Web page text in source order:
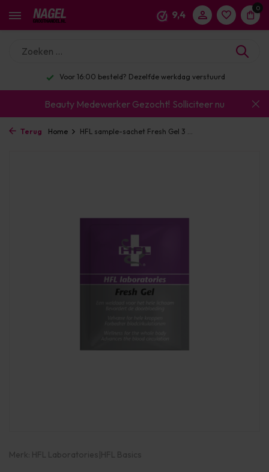
9,4
0
Voor 16:00 besteld? Dezelfde werkdag verstuurd
Beauty Medewerker Gezocht! Solliciteer nu
Terug Home HFL sample-sachet Fresh Gel 3 ...
Merk: HFL Laboratories|HFL Basics